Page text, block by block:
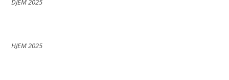
DJEM 2025
HJEM 2025